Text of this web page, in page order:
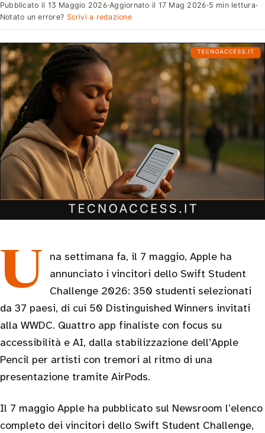
Pubblicato il 13 Maggio 2026·Aggiornato il 17 Mag 2026·5 min lettura·
Notato un errore? Scrivi a redazione
Una settimana fa, il 7 maggio, Apple ha
annunciato i vincitori dello Swift Student
Challenge 2026: 350 studenti selezionati
da 37 paesi, di cui 50 Distinguished Winners invitati
alla WWDC. Quattro app finaliste con focus su
accessibilità e AI, dalla stabilizzazione dell’Apple
Pencil per artisti con tremori al ritmo di una
presentazione tramite AirPods.
Il 7 maggio Apple ha pubblicato sul Newsroom l’elenco
completo dei vincitori dello Swift Student Challenge,